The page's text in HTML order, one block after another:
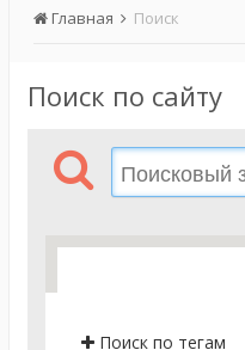
Главная Поиск
Поиск по сайту
Поиск по тегам